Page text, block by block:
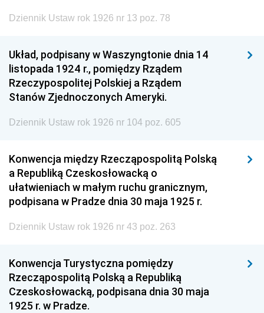
Dziennik Ustaw rok 1926 nr 13 poz. 78
Układ, podpisany w Waszyngtonie dnia 14
listopada 1924 r., pomiędzy Rządem
Rzeczypospolitej Polskiej a Rządem
Stanów Zjednoczonych Ameryki.
Dziennik Ustaw rok 1926 nr 104 poz. 605
Konwencja między Rzecząpospolitą Polską
a Republiką Czeskosłowacką o
ułatwieniach w małym ruchu granicznym,
podpisana w Pradze dnia 30 maja 1925 r.
Dziennik Ustaw rok 1926 nr 43 poz. 263
Konwencja Turystyczna pomiędzy
Rzecząpospolitą Polską a Republiką
Czeskosłowacką, podpisana dnia 30 maja
1925 r. w Pradze.